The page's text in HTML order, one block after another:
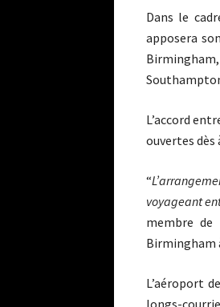
Dans le
apposera
L’accord
ouvertes dès
“
voyageant
membre
Birmingham
L’aéroport
longs-